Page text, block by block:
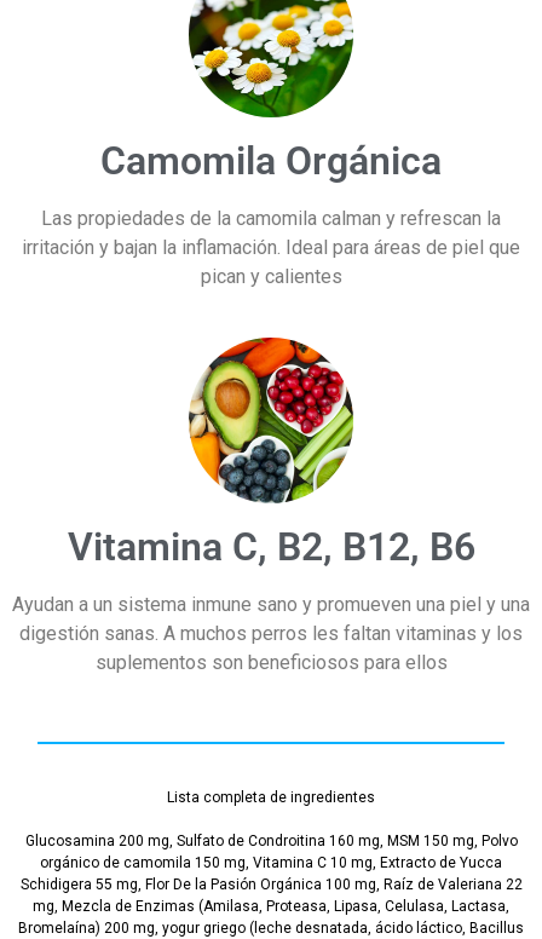
Camomila Orgánica
Las propiedades de la camomila calman y refrescan la
irritación y bajan la inflamación. Ideal para áreas de piel que
pican y calientes
Vitamina C, B2, B12, B6
Ayudan a un sistema inmune sano y promueven una piel y una
digestión sanas. A muchos perros les faltan vitaminas y los
suplementos son beneficiosos para ellos
Lista completa de ingredientes
Glucosamina 200 mg, Sulfato de Condroitina 160 mg, MSM 150 mg, Polvo
orgánico de camomila 150 mg, Vitamina C 10 mg, Extracto de Yucca
Schidigera 55 mg, Flor De la Pasión Orgánica 100 mg, Raíz de Valeriana 22
mg, Mezcla de Enzimas (Amilasa, Proteasa, Lipasa, Celulasa, Lactasa,
Bromelaína) 200 mg, yogur griego (leche desnatada, ácido láctico, Bacillus